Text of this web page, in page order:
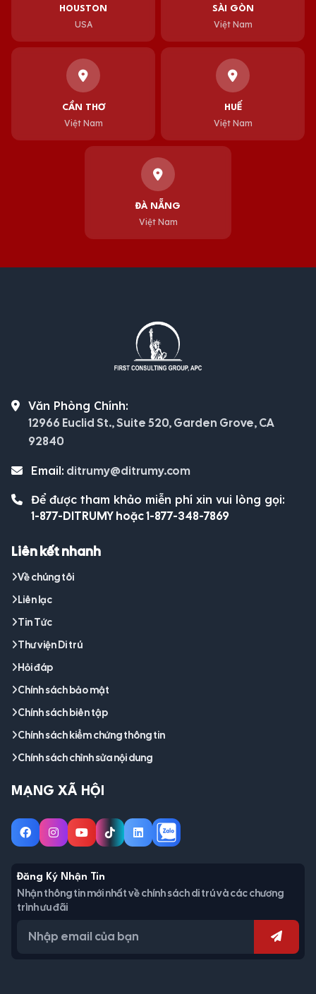
HOUSTON
USA
SÀI GÒN
Việt Nam
CẦN THƠ
Việt Nam
HUẾ
Việt Nam
ĐÀ NẴNG
Việt Nam
Văn Phòng Chính:
12966 Euclid St., Suite 520, Garden Grove, CA
92840
Email: ditrumy@ditrumy.com
Để được tham khảo miễn phí xin vui lòng gọi:
1-877-DITRUMY hoặc 1-877-348-7869
Liên kết nhanh
Về chúng tôi
Liên lạc
Tin Tức
Thư viện Di trú
Hỏi đáp
Chính sách bảo mật
Chính sách biên tập
Chính sách kiểm chứng thông tin
Chính sách chỉnh sửa nội dung
MẠNG XÃ HỘI
Đăng Ký Nhận Tin
Nhận thông tin mới nhất về chính sách di trú và các chương
trình ưu đãi